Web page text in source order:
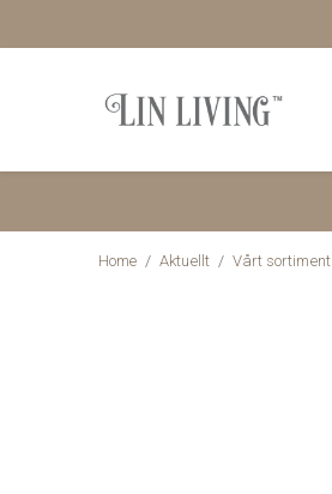
Hoppa
Home / Aktuellt / Vårt sortiment